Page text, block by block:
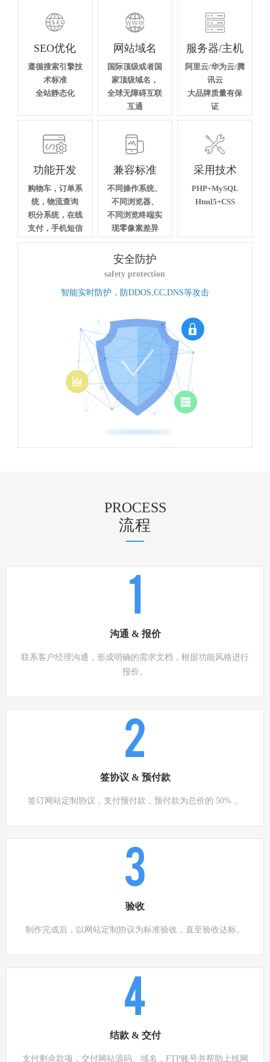

SEO优化
遵循搜索引擎技
术标准
全站静态化

网站域名
国际顶级或者国
家顶级域名，
全球无障碍互联
互通

服务器/主机
阿里云/华为云/腾
讯云
大品牌质量有保
证

功能开发
购物车，订单系
统，物流查询
积分系统，在线
支付，手机短信

兼容标准
不同操作系统、
不同浏览器、
不同浏览终端实
现零像素差异

采用技术
PHP+MySQL
Html5+CSS
安全防护
safety protection
智能实时防护，防DDOS,CC,DNS等攻击
PROCESS
流程
沟通 & 报价
联系客户经理沟通，形成明确的需求文档，根据功能风格进行
报价。
2
签协议 & 预付款
签订网站定制协议，支付预付款，预付款为总价的 50% 。
3
验收
制作完成后，以网站定制协议为标准验收，直至验收达标。
4
结款 & 交付
支付剩余款项，交付网站源码、域名，FTP账号并帮助上线网